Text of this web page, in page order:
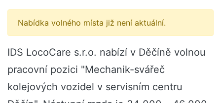
Nabídka volného místa již není aktuální.
IDS LocoCare s.r.o. nabízí v Děčíně volnou
pracovní pozici "Mechanik-svářeč
kolejových vozidel v servisním centru